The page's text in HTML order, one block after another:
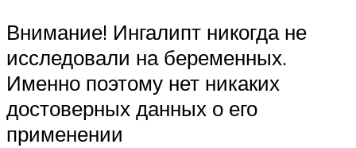
Внимание! Ингалипт никогда не
исследовали на беременных.
Именно поэтому нет никаких
достоверных данных о его
применении